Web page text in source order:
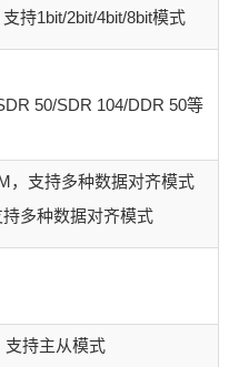
持1bit/2bit/4bit/8bit模式
50/SDR 104/DDR 50等
，支持多种数据对齐模式
多种数据对齐模式
支持主从模式